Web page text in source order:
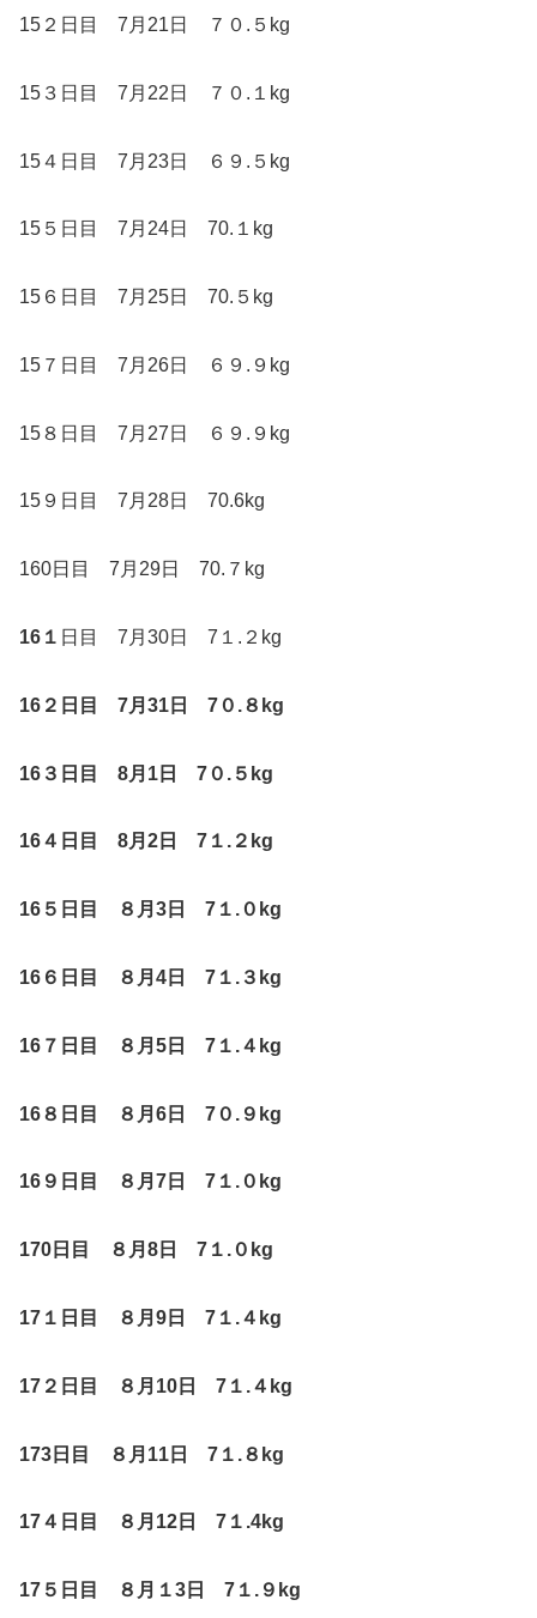
15２日目 7月21日 ７０.５kg
15３日目 7月22日 ７０.１kg
15４日目 7月23日 ６９.５kg
15５日目 7月24日 70.１kg
15６日目 7月25日 70.５kg
15７日目 7月26日 ６９.９kg
15８日目 7月27日 ６９.９kg
15９日目 7月28日 70.6kg
160日目 7月29日 70.７kg
16 １ 日目 7月30日 7１.２kg
16 ２日目 7月31日 7０.８kg
16 ３日目 8月1日 7０.５kg
16４日目 8月2日 7１.２kg
16 ５日目 ８月3日 7１.０kg
16 ６日目 ８月4日 7１.３kg
16 ７日目 ８月5日 7１.４kg
16８日目 ８月6日 7０.９kg
16 ９日目 ８月7日 7１.０kg
170 日目 ８月8日 7１.０kg
17 １日目 ８月9日 7１.４kg
17 ２日目 ８月10日 7１.４kg
173 日目 ８月11日 7１.８kg
17４日目 ８月12日 7１.4kg
17 ５日目 ８月１3日 7１.９kg